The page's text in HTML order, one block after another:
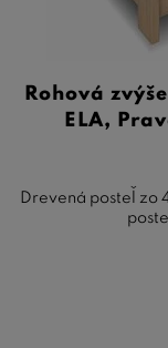
Rohová
ELA,
Drevená posteľ zo